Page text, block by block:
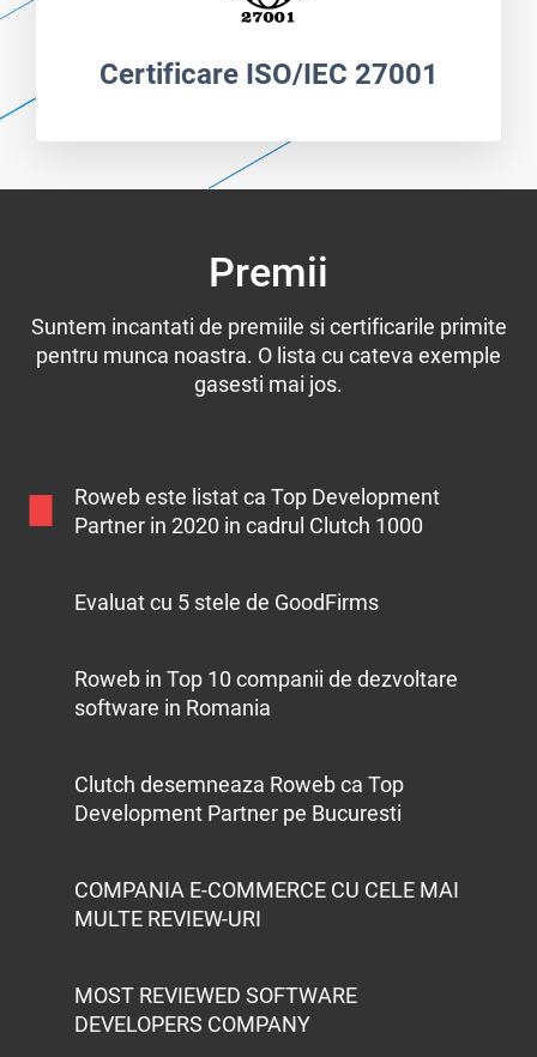
Certificare ISO/IEC 27001
Premii
Suntem incantati de premiile si certificarile primite
pentru munca noastra. O lista cu cateva exemple
gasesti mai jos.
Roweb este listat ca Top Development
Partner in 2020 in cadrul Clutch 1000
Evaluat cu 5 stele de GoodFirms
Roweb in Top 10 companii de dezvoltare
software in Romania
Clutch desemneaza Roweb ca Top
Development Partner pe Bucuresti
COMPANIA E-COMMERCE CU CELE MAI
MULTE REVIEW-URI
MOST REVIEWED SOFTWARE
DEVELOPERS COMPANY